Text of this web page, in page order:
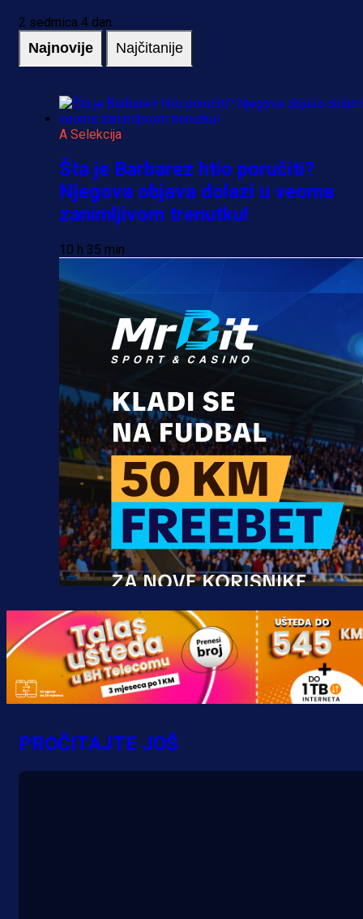
2 sedmica 4 dan
Najnovije Najčitanije
A Selekcija
Šta je Barbarez htio poručiti?
Njegova objava dolazi u veoma
zanimljivom trenutku!
10 h 35 min
Promo vijesti
MrBit: Isprati kvalifikacije za
evropska takmičenja i preuzmi
bonus dobrodošlice!
PROČITAJTE JOŠ